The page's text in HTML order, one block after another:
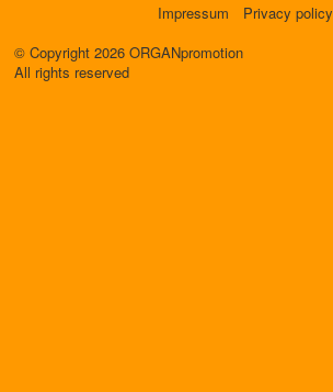
Impressum
Privacy policy
© Copyright 2026 ORGANpromotion
All rights reserved